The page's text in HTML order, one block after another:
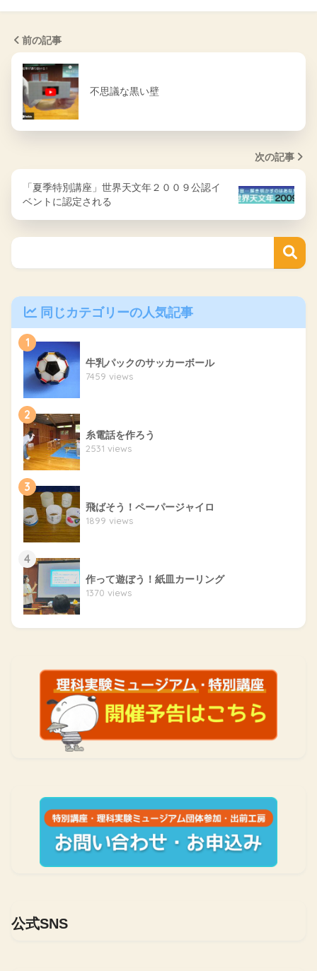
前の記事
不思議な黒い壁
次の記事
「夏季特別講座」世界天文年２００９公認イ
ベントに認定される
同じカテゴリーの人気記事
1
牛乳パックのサッカーボール
7459 views
2
糸電話を作ろう
2531 views
3
飛ばそう！ペーパージャイロ
1899 views
4
作って遊ぼう！紙皿カーリング
1370 views
公式SNS